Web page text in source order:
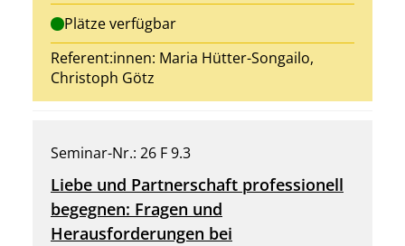
Plätze verfügbar
Referent:innen: Maria Hütter-Songailo,
Christoph Götz
Seminar-Nr.: 26 F 9.3
Liebe und Partnerschaft professionell
begegnen: Fragen und
Herausforderungen bei